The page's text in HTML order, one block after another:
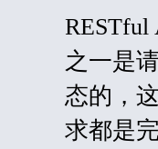
RESTful
之一是
态的，
求都是